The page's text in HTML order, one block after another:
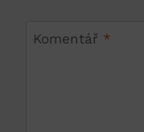
Komentář *